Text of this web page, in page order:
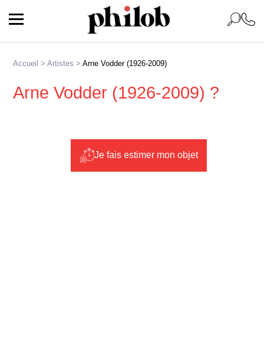
Accueil >Artistes >Arne Vodder (1926-2009)
Arne Vodder (1926-2009) ?
Je fais estimer mon objet